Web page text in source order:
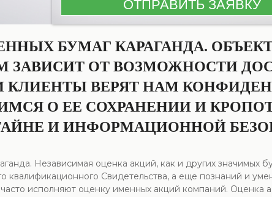
БУМАГ КАРАГАНДА.
ЗАВИСИТ ОТ ВОЗМОЖНОСТИ
ВЕРЯТ НАМ
О ЕЕ СОХРАНЕНИИ И
И ИНФОРМАЦИОННОЙ
Независимая оценка акций, как и других значимых
квалификационного Свидетельства, а еще познаний и
исполняют оценку именных акций компаний. Оценка